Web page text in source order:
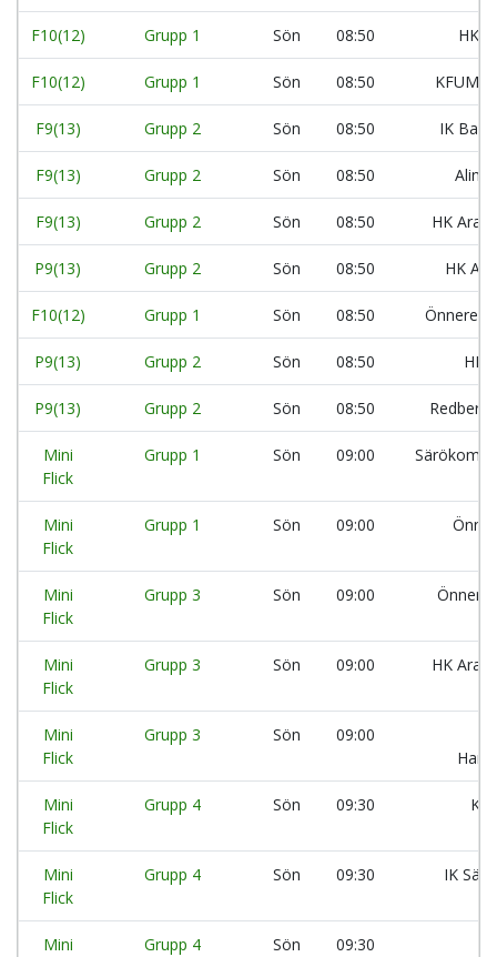
F10(12) Grupp 1 Sön 08:50 HK
F10(12) Grupp 1 Sön 08:50 KFUM
F9(13) Grupp 2 Sön 08:50 IK
F9(13) Grupp 2 Sön 08:50
F9(13) Grupp 2 Sön 08:50 HK
P9(13) Grupp 2 Sön 08:50 HK
F10(12) Grupp 1 Sön 08:50
P9(13) Grupp 2 Sön 08:50 HK
P9(13) Grupp 2 Sön 08:50
Mini
Flick
Grupp 1 Sön 09:00
Mini
Flick
Grupp 1 Sön 09:00
Mini
Flick
Grupp 3 Sön 09:00
Mini
Flick
Grupp 3 Sön 09:00 HK
Mini
Flick
Grupp 3 Sön 09:00
Mini
Flick
Grupp 4 Sön 09:30
Mini
Flick
Grupp 4 Sön 09:30 IK
Mini Grupp 4 Sön 09:30